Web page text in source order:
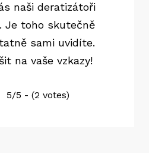
naši deratizátoři
Je toho skutečně
sami uvidíte.
na vaše vzkazy!
5/5 - (2 votes)